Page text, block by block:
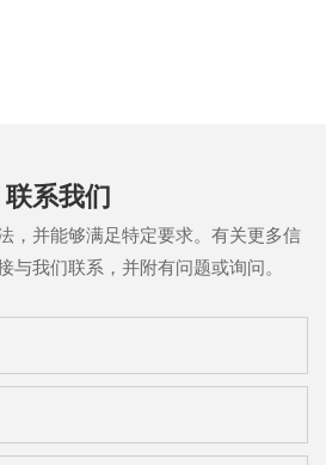
联系我们
，并能够满足特定要求。有关更多信
与我们联系，并附有问题或询问。